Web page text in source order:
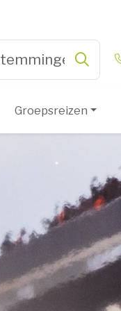
Groepsreizen